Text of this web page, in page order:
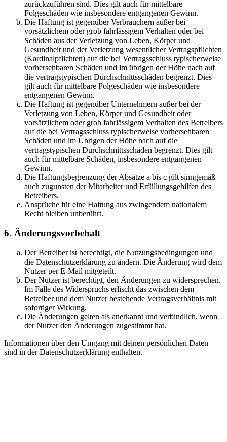
zurückzuführen sind. Dies gilt auch für mittelbare
Folgeschäden wie insbesondere entgangenen Gewinn.
Die Haftung ist gegenüber Verbrauchern außer bei
vorsätzlichem oder grob fahrlässigem Verhalten oder bei
Schäden aus der Verletzung von Leben, Körper und
Gesundheit und der Verletzung wesentlicher Vertragspflichten
(Kardinalpflichten) auf die bei Vertragsschluss typischerweise
vorhersehbaren Schäden und im übrigen der Höhe nach auf
die vertragstypischen Durchschnittsschäden begrenzt. Dies
gilt auch für mittelbare Folgeschäden wie insbesondere
entgangenen Gewinn.
Die Haftung ist gegenüber Unternehmern außer bei der
Verletzung von Leben, Körper und Gesundheit oder
vorsätzlichem oder grob fahrlässigem Verhalten des Betreibers
auf die bei Vertragsschluss typischerweise vorhersehbaren
Schäden und im Übrigen der Höhe nach auf die
vertragstypischen Durchschnittsschäden begrenzt. Dies gilt
auch für mittelbare Schäden, insbesondere entgangenen
Gewinn.
Die Haftungsbegrenzung der Absätze a bis c gilt sinngemäß
auch zugunsten der Mitarbeiter und Erfüllungsgehilfen des
Betreibers.
Ansprüche für eine Haftung aus zwingendem nationalem
Recht bleiben unberührt.
6. Änderungsvorbehalt
Der Betreiber ist berechtigt, die Nutzungsbedingungen und
die Datenschutzerklärung zu ändern. Die Änderung wird dem
Nutzer per E-Mail mitgeteilt.
Der Nutzer ist berechtigt, den Änderungen zu widersprechen.
Im Falle des Widerspruchs erlischt das zwischen dem
Betreiber und dem Nutzer bestehende Vertragsverhältnis mit
sofortiger Wirkung.
Die Änderungen gelten als anerkannt und verbindlich, wenn
der Nutzer den Änderungen zugestimmt hat.
Informationen über den Umgang mit deinen persönlichen Daten
sind in der Datenschutzerklärung enthalten.